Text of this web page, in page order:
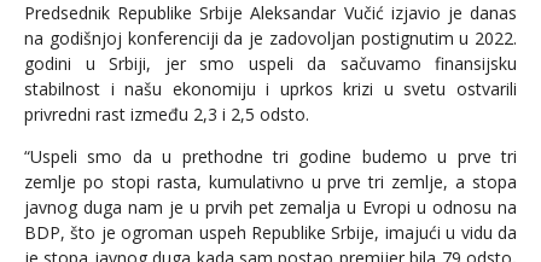
Predsednik Republike Srbije Aleksandar Vučić izjavio je danas
na godišnjoj konferenciji da je zadovoljan postignutim u 2022.
godini u Srbiji, jer smo uspeli da sačuvamo finansijsku
stabilnost i našu ekonomiju i uprkos krizi u svetu ostvarili
privredni rast između 2,3 i 2,5 odsto.
“Uspeli smo da u prethodne tri godine budemo u prve tri
zemlje po stopi rasta, kumulativno u prve tri zemlje, a stopa
javnog duga nam je u prvih pet zemalja u Evropi u odnosu na
BDP, što je ogroman uspeh Republike Srbije, imajući u vidu da